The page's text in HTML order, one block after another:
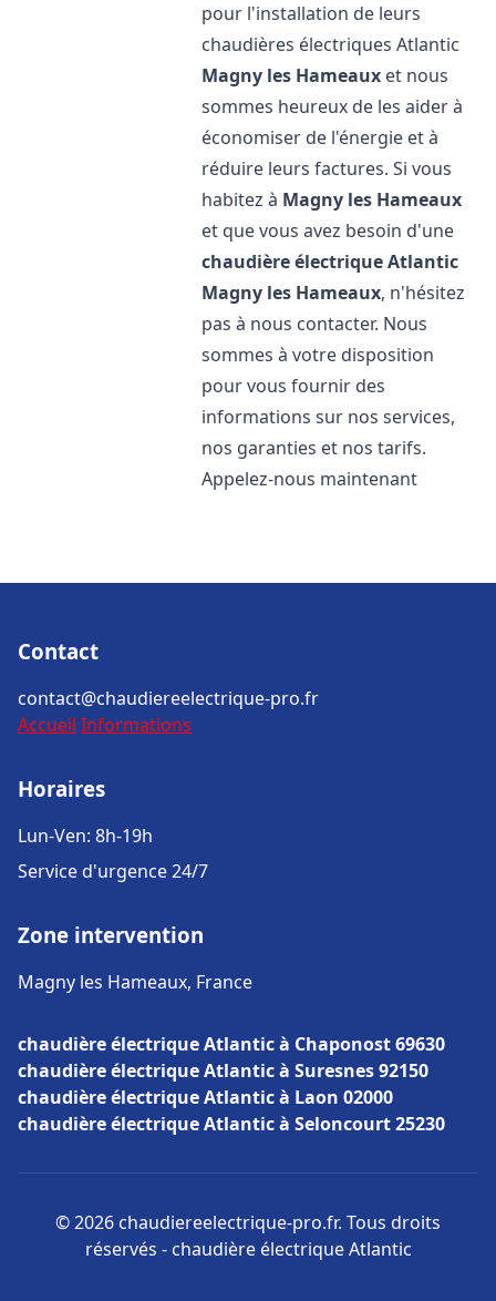
pour l'installation de leurs
chaudières électriques Atlantic
Magny les Hameaux et nous
sommes heureux de les aider à
économiser de l'énergie et à
réduire leurs factures. Si vous
habitez à Magny les Hameaux
et que vous avez besoin d'une
chaudière électrique Atlantic
Magny les Hameaux, n'hésitez
pas à nous contacter. Nous
sommes à votre disposition
pour vous fournir des
informations sur nos services,
nos garanties et nos tarifs.
Appelez-nous maintenant
Contact
contact@chaudiereelectrique-pro.fr
Accueil Informations
Horaires
Lun-Ven: 8h-19h
Service d'urgence 24/7
Zone intervention
Magny les Hameaux, France
chaudière électrique Atlantic à Chaponost 69630
chaudière électrique Atlantic à Suresnes 92150
chaudière électrique Atlantic à Laon 02000
chaudière électrique Atlantic à Seloncourt 25230
© 2026 chaudiereelectrique-pro.fr. Tous droits
réservés - chaudière électrique Atlantic